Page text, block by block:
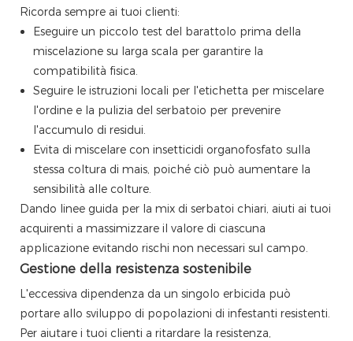
Ricorda sempre ai tuoi clienti:
Eseguire un piccolo test del barattolo prima della
miscelazione su larga scala per garantire la
compatibilità fisica.
Seguire le istruzioni locali per l'etichetta per miscelare
l'ordine e la pulizia del serbatoio per prevenire
l'accumulo di residui.
Evita di miscelare con insetticidi organofosfato sulla
stessa coltura di mais, poiché ciò può aumentare la
sensibilità alle colture.
Dando linee guida per la mix di serbatoi chiari, aiuti ai tuoi
acquirenti a massimizzare il valore di ciascuna
applicazione evitando rischi non necessari sul campo.
Gestione della resistenza sostenibile
L'eccessiva dipendenza da un singolo erbicida può
portare allo sviluppo di popolazioni di infestanti resistenti.
Per aiutare i tuoi clienti a ritardare la resistenza,